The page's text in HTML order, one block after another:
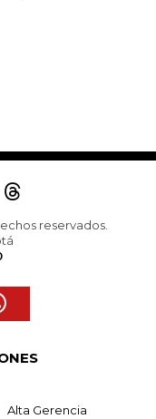
reservados.
Alta Gerencia